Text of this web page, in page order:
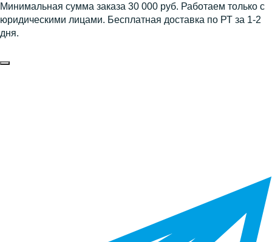
Минимальная сумма заказа 30 000 руб. Работаем только с
юридическими лицами. Бесплатная доставка по РТ за 1-2
дня.